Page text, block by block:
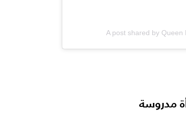
A post shared by Queen
مدروسة